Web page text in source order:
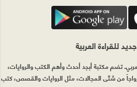
للقراءة العربية
تضم مكتبة أبجد أحدث وأهم الكتب والروايات،
رواجاً من شتّى المجالات، مثل الروايات والقصص، كتب